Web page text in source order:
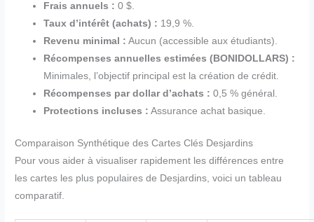
Frais annuels : 0 $.
Taux d’intérêt (achats) : 19,9 %.
Revenu minimal : Aucun (accessible aux étudiants).
Récompenses annuelles estimées (BONIDOLLARS) :
Minimales, l’objectif principal est la création de crédit.
Récompenses par dollar d’achats : 0,5 % général.
Protections incluses : Assurance achat basique.
Comparaison Synthétique des Cartes Clés Desjardins
Pour vous aider à visualiser rapidement les différences entre
les cartes les plus populaires de Desjardins, voici un tableau
comparatif.